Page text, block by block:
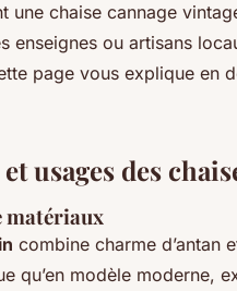
une chaise cannage
enseignes ou artisans
page vous explique en
usages des
matériaux
combine charme d’antan
qu’en modèle moderne,